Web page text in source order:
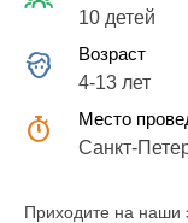
10 детей
Возраст
4-13 лет
Место
Санкт-
Приходите на наши